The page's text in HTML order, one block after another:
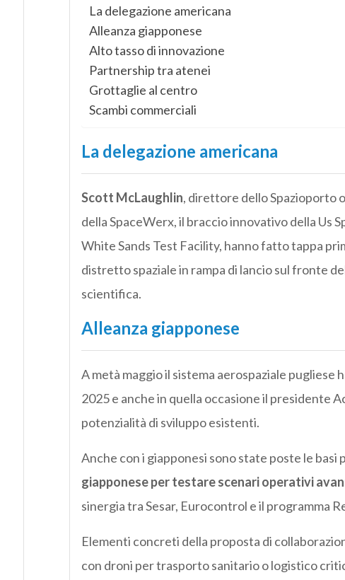
La delegazione americana
Alleanza giapponese
Alto tasso di innovazione
Partnership tra atenei
Grottaglie al centro
Scambi commerciali
La delegazione americana
Scott McLaughlin, direttore dello Spazioporto
della SpaceWerx, il braccio innovativo della Us
White Sands Test Facility, hanno fatto tappa
distretto spaziale in rampa di lancio sul fronte
scientifica.
Alleanza giapponese
A metà maggio il sistema aerospaziale
2025 e anche in quella occasione il presidente
potenzialità di sviluppo esistenti.
Anche con i giapponesi sono state poste le basi
giapponese per testare scenari operativi
sinergia tra Sesar, Eurocontrol e il programma
Elementi concreti della proposta di
con droni per trasporto sanitario o logistico